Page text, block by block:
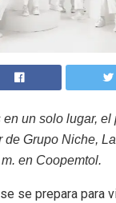
un solo lugar, el
de Grupo Niche,
en Coopemtol.
se prepara para